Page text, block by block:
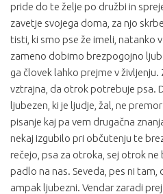
pride do te želje po družbi in
zavetje svojega doma, za njo
tisti, ki smo pse že imeli, natanko
zameno dobimo brezpogojno
ga človek lahko prejme v
vztrajna, da otrok potrebuje psa.
ljubezen, ki je ljudje, žal, ne
pisanje kaj pa vem drugačna
nekaj izgubilo pri občutenju te
rečejo, psa za otroka, sej otrok
padlo na nas. Seveda, pes ni
ampak ljubezni. Vendar zaradi